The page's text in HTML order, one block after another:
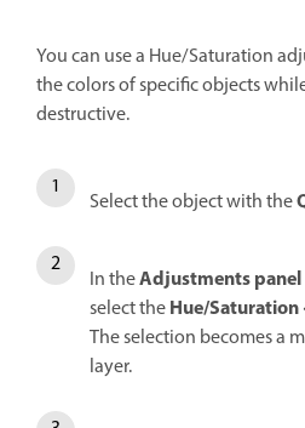
You can use a Hue/Saturation
the colors of specific objects
destructive.
Select the object with the
In theAdjustments
select theHue/Saturation
The selection becomes a
layer.